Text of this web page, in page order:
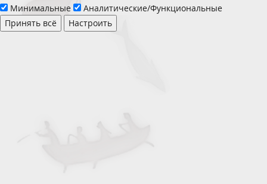
Минимальные
Аналитические/Функциональные
Принять всё
Настроить